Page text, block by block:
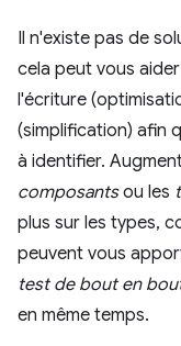
Il n'existe pas de
cela peut vous
l'écriture
(simplification) afin
à identifier.
composantsou les
plus sur les types,
peuvent vous
test de bout en
en même temps.